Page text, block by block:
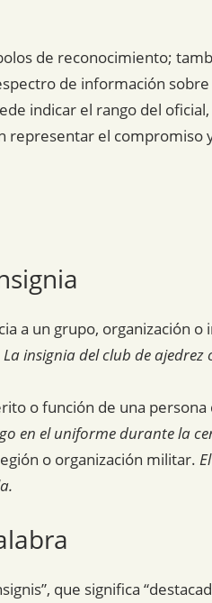
de reconocimiento;
de información
indicar el rango del
el compromiso
a un grupo, organización
La insignia del club de
o función de una
en el uniforme durante la
o organización militar.
que significa